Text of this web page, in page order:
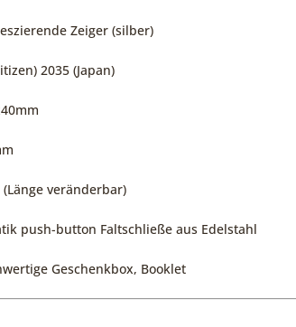
Zeiger (silber)
2035 (Japan)
(Länge veränderbar)
push-button Faltschließe aus Edelstahl
Geschenkbox, Booklet